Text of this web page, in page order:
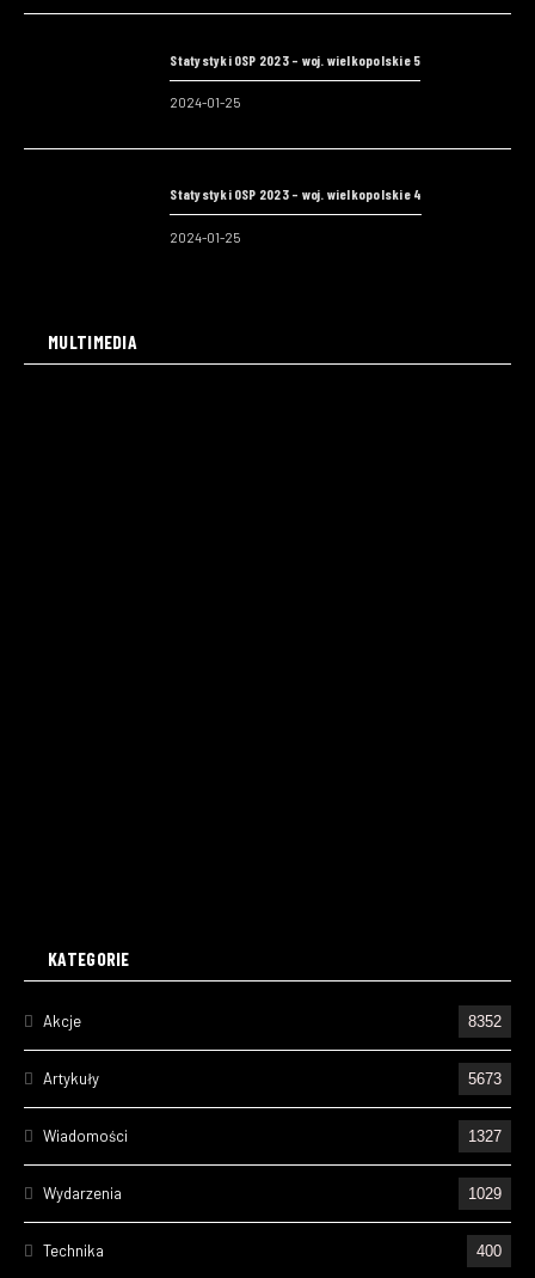
Statystyki OSP 2023 – woj. wielkopolskie 5
2024-01-25
Statystyki OSP 2023 – woj. wielkopolskie 4
2024-01-25
MULTIMEDIA
KATEGORIE
Akcje 8352
Artykuły 5673
Wiadomości 1327
Wydarzenia 1029
Technika 400